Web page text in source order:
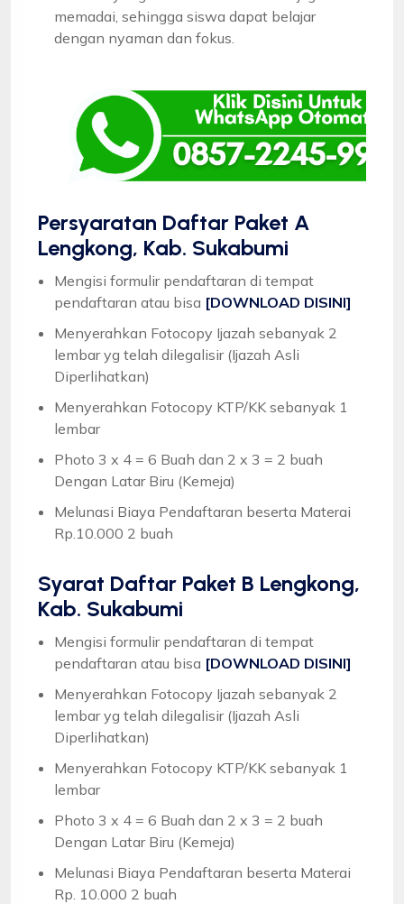
memadai, sehingga siswa dapat belajar
dengan nyaman dan fokus.
Persyaratan Daftar Paket A
Lengkong, Kab. Sukabumi
Mengisi formulir pendaftaran di tempat
pendaftaran atau bisa [DOWNLOAD DISINI]
Menyerahkan Fotocopy Ijazah sebanyak 2
lembar yg telah dilegalisir (Ijazah Asli
Diperlihatkan)
Menyerahkan Fotocopy KTP/KK sebanyak 1
lembar
Photo 3 x 4 = 6 Buah dan 2 x 3 = 2 buah
Dengan Latar Biru (Kemeja)
Melunasi Biaya Pendaftaran beserta Materai
Rp.10.000 2 buah
Syarat Daftar Paket B Lengkong,
Kab. Sukabumi
Mengisi formulir pendaftaran di tempat
pendaftaran atau bisa [DOWNLOAD DISINI]
Menyerahkan Fotocopy Ijazah sebanyak 2
lembar yg telah dilegalisir (Ijazah Asli
Diperlihatkan)
Menyerahkan Fotocopy KTP/KK sebanyak 1
lembar
Photo 3 x 4 = 6 Buah dan 2 x 3 = 2 buah
Dengan Latar Biru (Kemeja)
Melunasi Biaya Pendaftaran beserta Materai
Rp. 10.000 2 buah